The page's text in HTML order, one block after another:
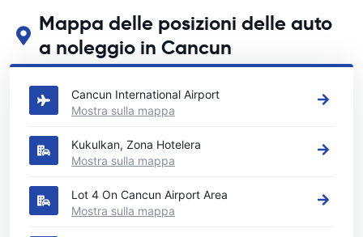
Mappa delle posizioni delle auto
a noleggio in Cancun
Guarda le nostre principali sedi di autonoleggio in Cancun
Cancun International Airport
Mostra sulla mappa
Kukulkan, Zona Hotelera
Mostra sulla mappa
Lot 4 On Cancun Airport Area
Mostra sulla mappa